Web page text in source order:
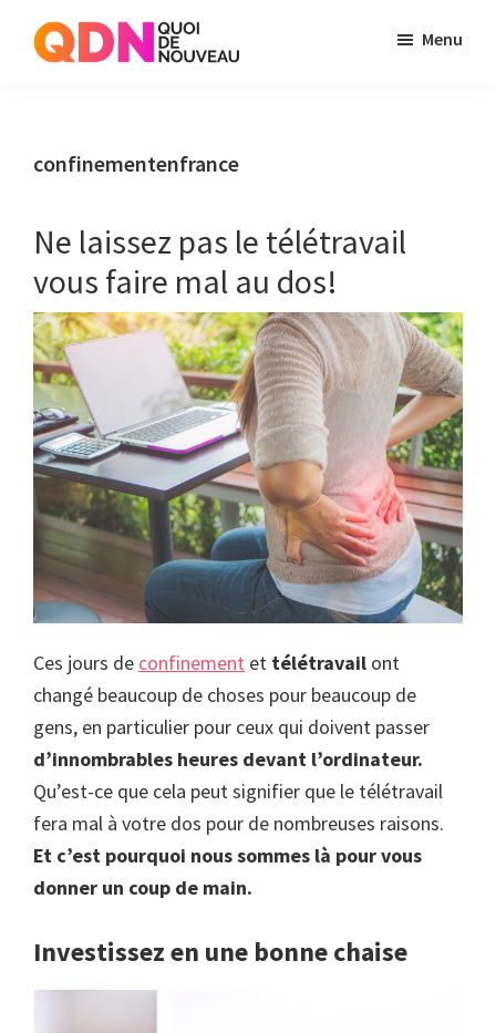
site
Menu
confinementenfrance
Ne laissez pas le télétravail
vous faire mal au dos!
Ces jours de confinement et télétravail ont
changé beaucoup de choses pour beaucoup de
gens, en particulier pour ceux qui doivent passer
d’innombrables heures devant l’ordinateur.
Qu’est-ce que cela peut signifier que le télétravail
fera mal à votre dos pour de nombreuses raisons.
Et c’est pourquoi nous sommes là pour vous
donner un coup de main.
Investissez en une bonne chaise